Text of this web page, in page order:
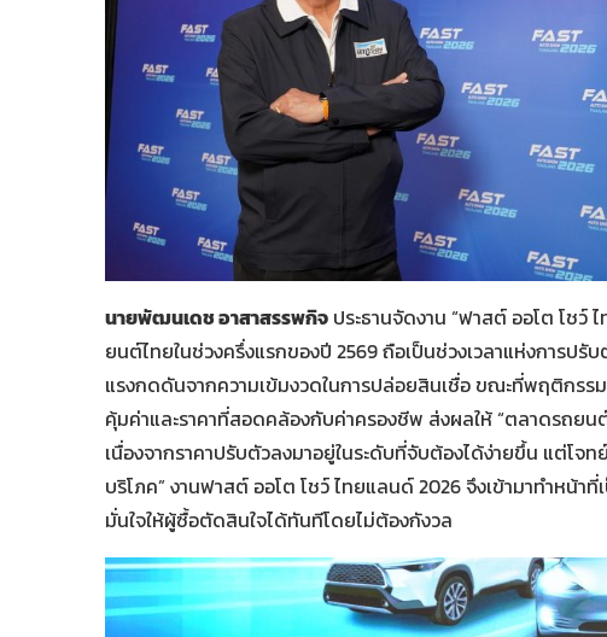
นายพัฒนเดช อาสาสรรพกิจ ประธานจัดงาน “ฟาสต์ ออโต โชว์
ยนต์ไทยในช่วงครึ่งแรกของปี 2569 ถือเป็นช่วงเวลาแห่งการป
แรงกดดันจากความเข้มงวดในการปล่อยสินเชื่อ ขณะที่พฤติกรร
คุ้มค่าและราคาที่สอดคล้องกับค่าครองชีพ ส่งผลให้ “ตลาดรถยน
เนื่องจากราคาปรับตัวลงมาอยู่ในระดับที่จับต้องได้ง่ายขึ้น แต่โ
บริโภค” งานฟาสต์ ออโต โชว์ ไทยแลนด์ 2026 จึงเข้ามาทำหน้า
มั่นใจให้ผู้ซื้อตัดสินใจได้ทันทีโดยไม่ต้องกังวล